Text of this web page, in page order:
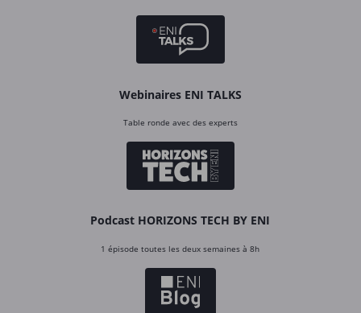
Webinaires ENI TALKS
Table ronde avec des experts
Podcast HORIZONS TECH BY ENI
1 épisode toutes les deux semaines à 8h